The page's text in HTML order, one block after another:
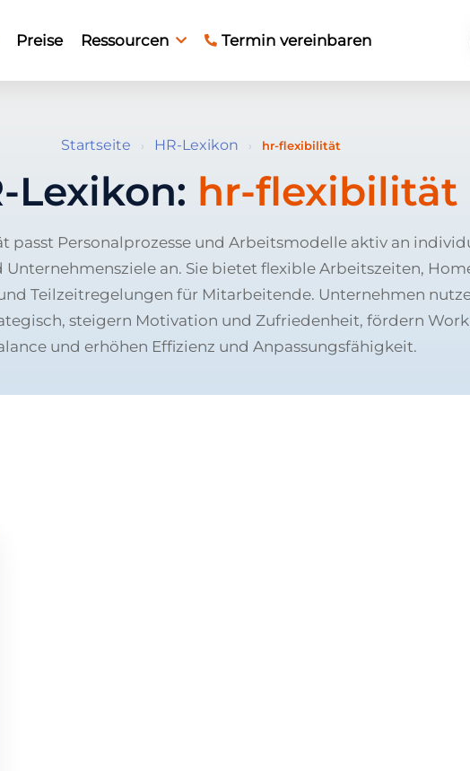
Preise Ressourcen Termin vereinbaren
Startseite › HR-Lexikon › hr-flexibilität
Lexikon: hr-flexibilität
passt Personalprozesse und Arbeitsmodelle aktiv an
Unternehmensziele an. Sie bietet flexible Arbeitszeiten,
Teilzeitregelungen für Mitarbeitende. Unternehmen
steigern Motivation und Zufriedenheit, fördern
und erhöhen Effizienz und Anpassungsfähigkeit.